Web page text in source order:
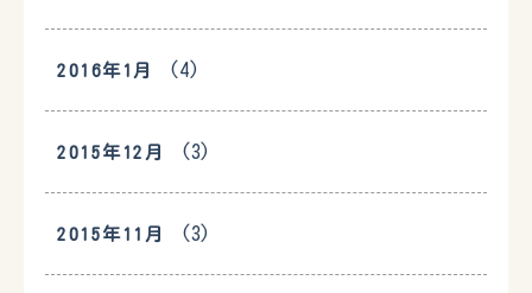
2016年1月 (4)
2015年12月 (3)
2015年11月 (3)